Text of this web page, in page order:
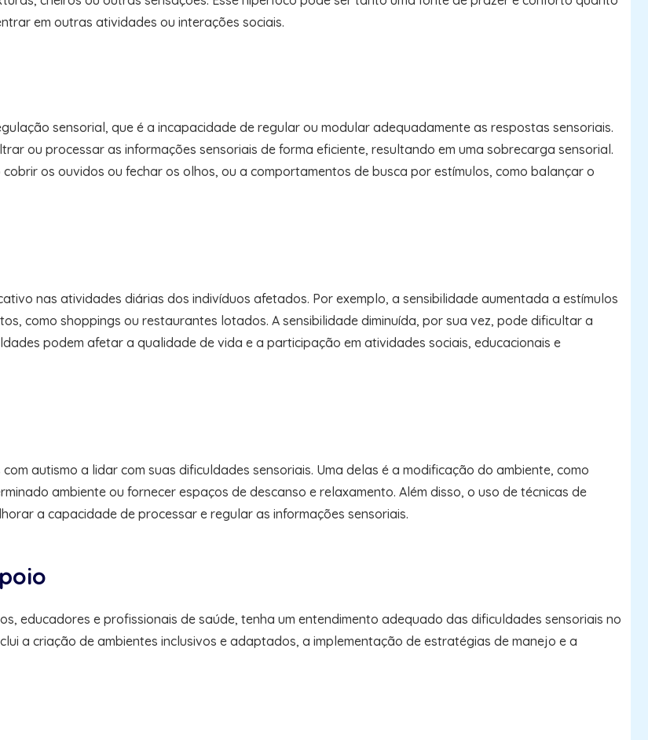
em outras atividades ou interações sociais.
sensorial, que é a incapacidade de regular ou modular adequadamente as respostas sensoriais.
ou processar as informações sensoriais de forma eficiente, resultando em uma sobrecarga sensorial.
os ouvidos ou fechar os olhos, ou a comportamentos de busca por estímulos, como balançar o
nas atividades diárias dos indivíduos afetados. Por exemplo, a sensibilidade aumentada a estímulos
como shoppings ou restaurantes lotados. A sensibilidade diminuída, por sua vez, pode dificultar a
podem afetar a qualidade de vida e a participação em atividades sociais, educacionais e
autismo a lidar com suas dificuldades sensoriais. Uma delas é a modificação do ambiente, como
ambiente ou fornecer espaços de descanso e relaxamento. Além disso, o uso de técnicas de
a capacidade de processar e regular as informações sensoriais.
educadores e profissionais de saúde, tenha um entendimento adequado das dificuldades sensoriais no
a criação de ambientes inclusivos e adaptados, a implementação de estratégias de manejo e a